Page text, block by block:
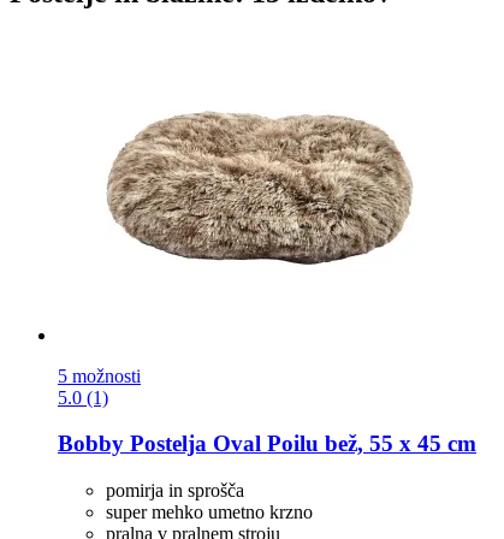
5 možnosti
5.0 (1)
Bobby Postelja Oval Poilu bež, 55 x 45 cm
pomirja in sprošča
super mehko umetno krzno
pralna v pralnem stroju